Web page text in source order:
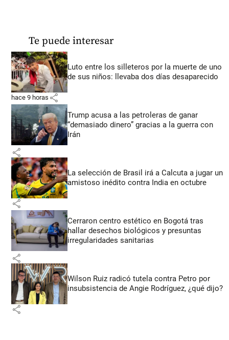
Te puede interesar
Luto entre los silleteros por la muerte de uno
de sus niños: llevaba dos días desaparecido
hace 9 horas share
Trump acusa a las petroleras de ganar
“demasiado dinero” gracias a la guerra con
Irán
share
La selección de Brasil irá a Calcuta a jugar un
amistoso inédito contra India en octubre
share
Cerraron centro estético en Bogotá tras
hallar desechos biológicos y presuntas
irregularidades sanitarias
share
Wilson Ruiz radicó tutela contra Petro por
insubsistencia de Angie Rodríguez, ¿qué dijo?
share